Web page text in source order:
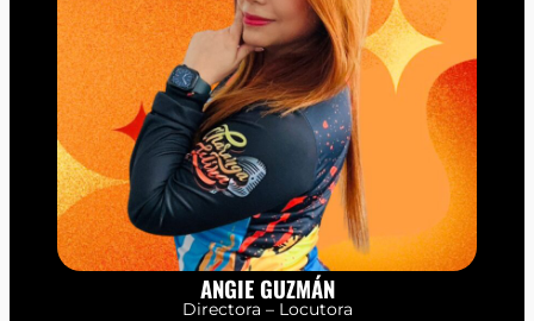
ANGIE GUZMÁN
Directora – Locutora